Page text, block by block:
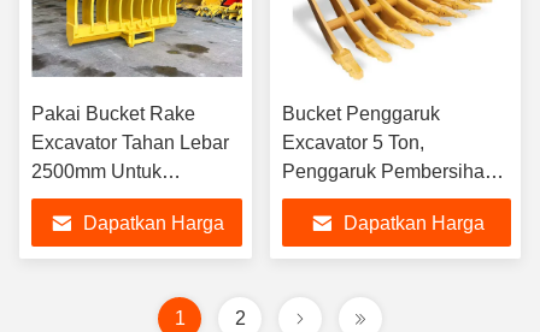
Pakai Bucket Rake
Excavator Tahan Lebar
2500mm Untuk
Persiapan Lokasi
Dapatkan Harga
Bucket Penggaruk
Excavator 5 Ton,
Penggaruk Pembersihan
Lahan Excavator Lebar
1000mmDapatkan Harga
1 2